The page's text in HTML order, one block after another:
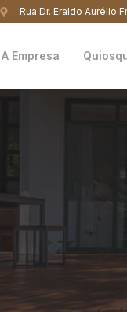
Rua Dr. Eraldo Aurélio
A Empresa